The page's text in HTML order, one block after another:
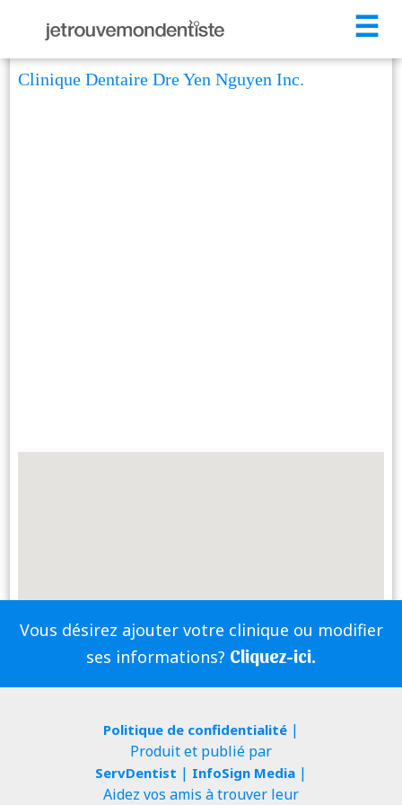
☰
Clinique Dentaire Dre Yen Nguyen Inc.
Vous désirez ajouter votre clinique ou modifier
ses informations? Cliquez-ici.
Politique de confidentialité|
Produit et publié par
ServDentist | InfoSign Media|
Aidez vos amis à trouver leur